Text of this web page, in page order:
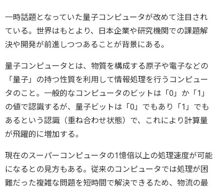
一時話題となっていた量子コンピュータが改めて注目され
ている。世界はもとより、日本企業や研究機関での課題解
決や開発が前進しつつあることが背景にある。
量子コンピュータとは、物質を構成する原子や電子などの
「量子」の持つ性質を利用して情報処理を行うコンピュー
タのこと。一般的なコンピュータのビットは「0」か「1」
の値で認識するが、量子ビットは「0」でもあり「1」でも
あるという認識（重ね合わせ状態）で、これにより計算量
が飛躍的に増加する。
現在のスーパーコンピュータの1憶倍以上の処理速度が可能
になるとの見方もある。従来のコンピュータでは処理が困
難だった複雑な問題を短時間で解決できるため、物流の最